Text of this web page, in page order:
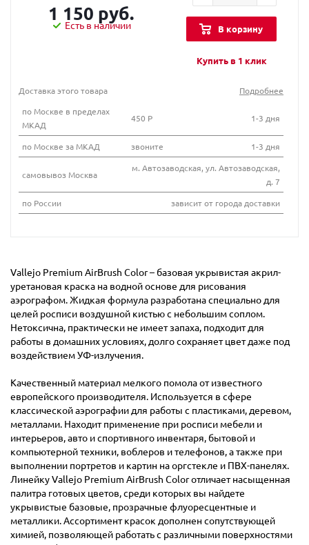
1 150 руб.
Есть в наличии В корзину
Купить в 1 клик
Доставка этого товара
Подробнее
по Москве в пределах
МКАД
450 Р 1-3 дня
по Москве за МКАД звоните 1-3 дня
самовывоз Москва
м. Автозаводская, ул. Автозаводская,
д. 7
по России
зависит от города доставки
Vallejo Premium AirBrush Color – базовая укрывистая акрил-
уретановая краска на водной основе для рисования
аэрографом. Жидкая формула разработана специально для
целей росписи воздушной кистью с небольшим соплом.
Нетоксична, практически не имеет запаха, подходит для
работы в домашних условиях, долго сохраняет цвет даже под
воздействием УФ-излучения.
Качественный материал мелкого помола от известного
европейского производителя. Используется в сфере
классической аэрографии для работы с пластиками, деревом,
металлами. Находит применение при росписи мебели и
интерьеров, авто и спортивного инвентаря, бытовой и
компьютерной техники, воблеров и телефонов, а также при
выполнении портретов и картин на оргстекле и ПВХ-панелях.
Линейку Vallejo Premium AirBrush Color отличает насыщенная
палитра готовых цветов, среди которых вы найдете
укрывистые базовые, прозрачные флуоресцентные и
металлики. Ассортимент красок дополнен сопутствующей
химией, позволяющей работать с различными поверхностями